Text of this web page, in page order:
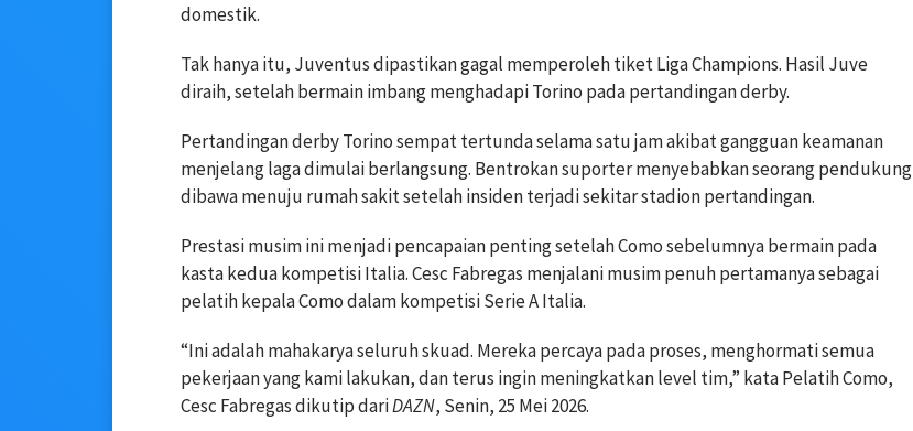
domestik.
Tak hanya itu, Juventus dipastikan gagal memperoleh tiket Liga Champions. Hasil Juve
diraih, setelah bermain imbang menghadapi Torino pada pertandingan derby.
Pertandingan derby Torino sempat tertunda selama satu jam akibat gangguan keamanan
menjelang laga dimulai berlangsung. Bentrokan suporter menyebabkan seorang pendukung
dibawa menuju rumah sakit setelah insiden terjadi sekitar stadion pertandingan.
Prestasi musim ini menjadi pencapaian penting setelah Como sebelumnya bermain pada
kasta kedua kompetisi Italia. Cesc Fabregas menjalani musim penuh pertamanya sebagai
pelatih kepala Como dalam kompetisi Serie A Italia.
“Ini adalah mahakarya seluruh skuad. Mereka percaya pada proses, menghormati semua
pekerjaan yang kami lakukan, dan terus ingin meningkatkan level tim,” kata Pelatih Como,
Cesc Fabregas dikutip dariDAZN, Senin, 25 Mei 2026.